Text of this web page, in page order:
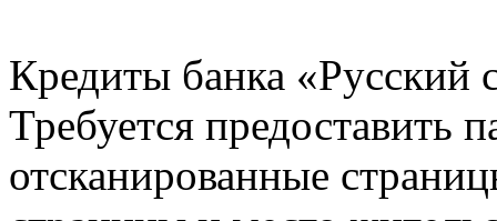
Кредиты банка «Русский
Требуется предоставить
отсканированные